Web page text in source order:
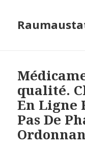
qualité.
En Ligne
Pas De